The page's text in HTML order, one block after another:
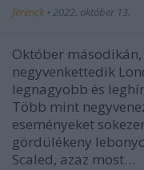
ferenck • 2022. október 13.
Október
negyvenkettedik
legnagyobb és
Több mint
eseményeket
gördülékeny
Scaled, azaz most…